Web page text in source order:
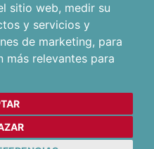
sitio web, medir su
y servicios y
de marketing, para
más relevantes para